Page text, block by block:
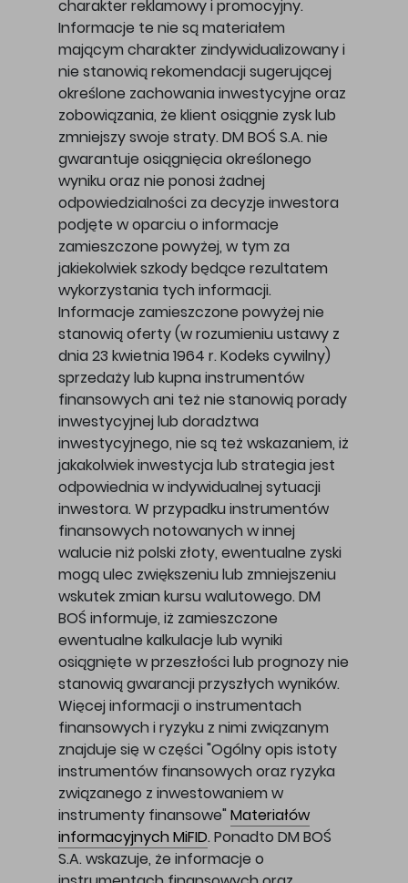
charakter reklamowy i promocyjny.
Informacje te nie są materiałem
mającym charakter zindywidualizowany i
nie stanowią rekomendacji sugerującej
określone zachowania inwestycyjne oraz
zobowiązania, że klient osiągnie zysk lub
zmniejszy swoje straty. DM BOŚ S.A. nie
gwarantuje osiągnięcia określonego
wyniku oraz nie ponosi żadnej
odpowiedzialności za decyzje inwestora
podjęte w oparciu o informacje
zamieszczone powyżej, w tym za
jakiekolwiek szkody będące rezultatem
wykorzystania tych informacji.
Informacje zamieszczone powyżej nie
stanowią oferty (w rozumieniu ustawy z
dnia 23 kwietnia 1964 r. Kodeks cywilny)
sprzedaży lub kupna instrumentów
finansowych ani też nie stanowią porady
inwestycyjnej lub doradztwa
inwestycyjnego, nie są też wskazaniem, iż
jakakolwiek inwestycja lub strategia jest
odpowiednia w indywidualnej sytuacji
inwestora. W przypadku instrumentów
finansowych notowanych w innej
walucie niż polski złoty, ewentualne zyski
mogą ulec zwiększeniu lub zmniejszeniu
wskutek zmian kursu walutowego. DM
BOŚ informuje, iż zamieszczone
ewentualne kalkulacje lub wyniki
osiągnięte w przeszłości lub prognozy nie
stanowią gwarancji przyszłych wyników.
Więcej informacji o instrumentach
finansowych i ryzyku z nimi związanym
znajduje się w części "Ogólny opis istoty
instrumentów finansowych oraz ryzyka
związanego z inwestowaniem w
instrumenty finansowe" Materiałów
informacyjnych MiFID. Ponadto DM BOŚ
S.A. wskazuje, że informacje o